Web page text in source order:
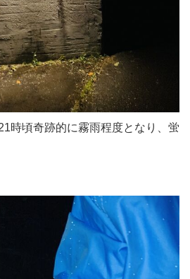
時頃奇跡的に霧雨程度となり、蛍